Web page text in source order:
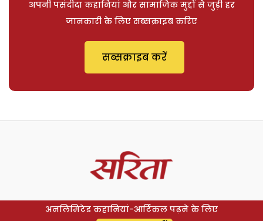
अपनी पसंदीदा कहानियां और सामाजिक मुद्दों से जुड़ी हर
जानकारी के लिए सब्सक्राइब करिए
सब्सक्राइब करें
अनलिमिटेड कहानियां-आर्टिकल पढ़ने के लिए